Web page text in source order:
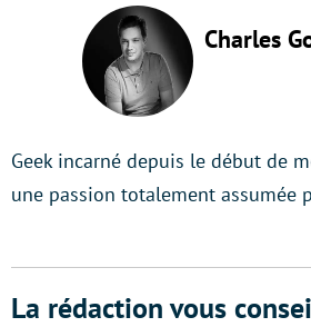
Charles
Geek incarné depuis le début de
une passion totalement assumée
La rédaction vous